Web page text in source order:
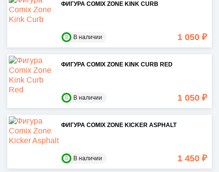
ФИГУРА COMIX ZONE KINK CURB
В наличии 1 050 ₽
ФИГУРА COMIX ZONE KINK CURB RED
В наличии 1 050 ₽
ФИГУРА COMIX ZONE KICKER ASPHALT
В наличии 1 450 ₽